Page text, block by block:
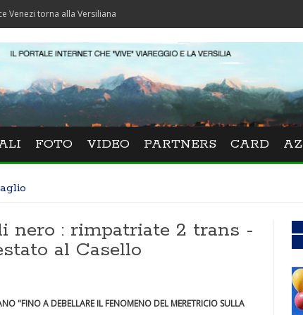
alla Versiliana
FOTO VIDEO PARTNERS CARD
nero : rimpatriate 2 trans -
al Casello
"FINO A DEBELLARE IL FENOMENO DEL MERETRICIO SULLA